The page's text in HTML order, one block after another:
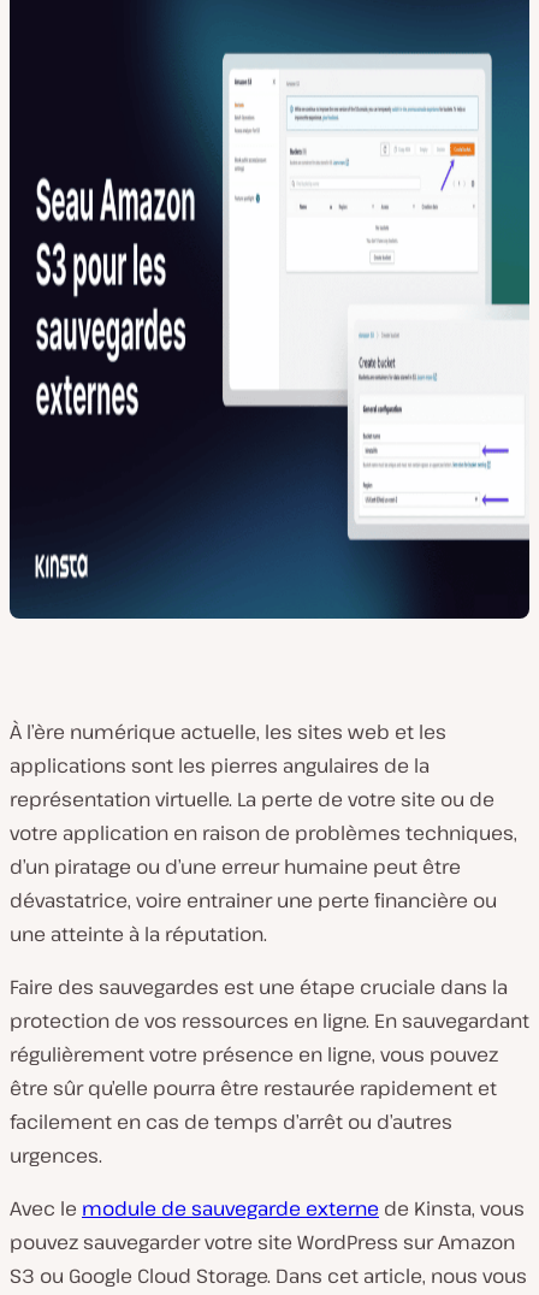
À l’ère numérique actuelle, les sites web et les
applications sont les pierres angulaires de la
représentation virtuelle. La perte de votre site ou de
votre application en raison de problèmes techniques,
d’un piratage ou d’une erreur humaine peut être
dévastatrice, voire entrainer une perte financière ou
une atteinte à la réputation.
Faire des sauvegardes est une étape cruciale dans la
protection de vos ressources en ligne. En sauvegardant
régulièrement votre présence en ligne, vous pouvez
être sûr qu’elle pourra être restaurée rapidement et
facilement en cas de temps d’arrêt ou d’autres
urgences.
Avec le module de sauvegarde externe de Kinsta, vous
pouvez sauvegarder votre site WordPress sur Amazon
S3 ou Google Cloud Storage. Dans cet article, nous vous